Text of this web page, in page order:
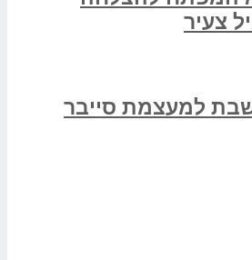
צעיר
למעצמת סייבר